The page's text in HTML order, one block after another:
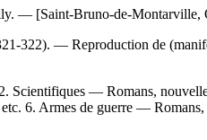
— [Saint-Bruno-de-Montarville,
322). — Reproduction de
Scientifiques — Romans,
6. Armes de guerre —